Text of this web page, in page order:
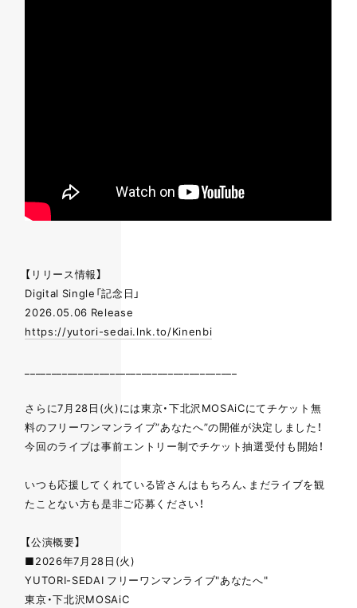
【リリース情報】
Digital Single「記念日」
2026.05.06 Release
https://yutori-sedai.lnk.to/Kinenbi
さらに7月28日(火)には東京・下北沢MOSAiCにてチケット無
料のフリーワンマンライブ”あなたへ”の開催が決定しました！
今回のライブは事前エントリー制でチケット抽選受付も開始！
いつも応援してくれている皆さんはもちろん、まだライブを観
たことない方も是非ご応募ください！
【公演概要】
■2026年7⽉28⽇(火)
YUTORI-SEDAI フリーワンマンライブ"あなたへ"
東京・下北沢MOSAiC